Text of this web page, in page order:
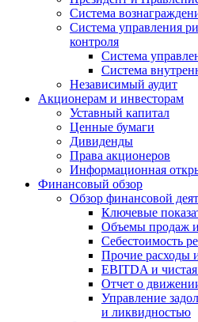
Система
Система управления
контроля
Система
Система
Независимый аудит
Акционерам и инвесторам
Уставный капитал
Ценные бумаги
Дивиденды
Права акционеров
Информационная
Финансовый обзор
Обзор финансовой
Ключевые
Объемы продаж
Себестоимость
Прочие расходы
EBITDA и
Отчет о
Управление
и ликвидностью